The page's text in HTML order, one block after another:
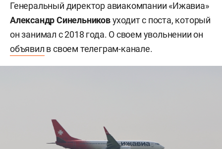
Генеральный директор авиакомпании «Ижавиа»
Александр Синельниковуходит с поста, который
он занимал с 2018 года. О своем увольнении он
объявил в своем телеграм-канале.